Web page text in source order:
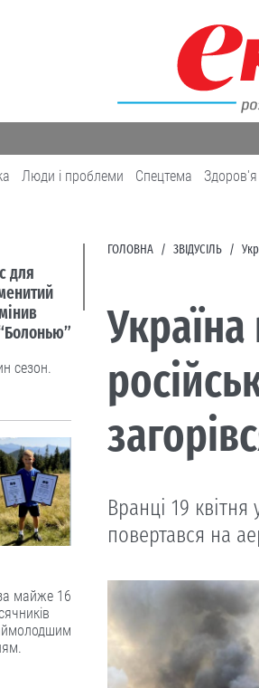
Люди і проблеми Спецтема Здоров'я
ГОЛОВНА ЗВІДУСІЛЬ
Вранці 19
повертався на
для
сезон.
майже 16